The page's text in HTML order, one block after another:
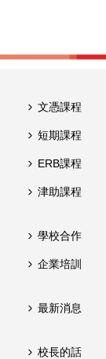
文憑課程
短期課程
ERB課程
津助課程
學校合作
企業培訓
最新消息
校長的話